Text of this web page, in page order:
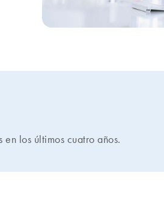
los últimos cuatro años.